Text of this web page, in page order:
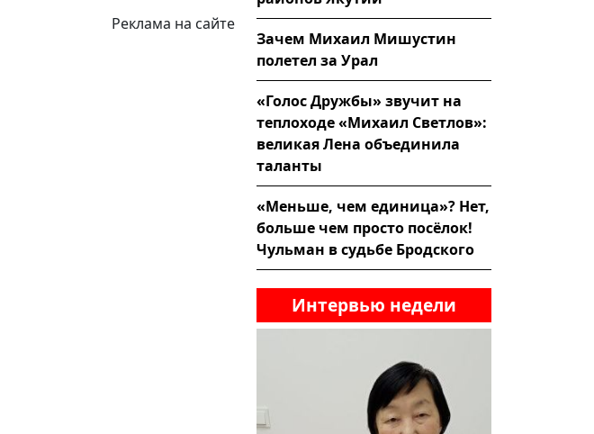
Реклама на сайте
Зачем Михаил Мишустин
полетел за Урал
«Голос Дружбы» звучит на
теплоходе «Михаил Светлов»:
великая Лена объединила
таланты
«Меньше, чем единица»? Нет,
больше чем просто посёлок!
Чульман в судьбе Бродского
Интервью недели